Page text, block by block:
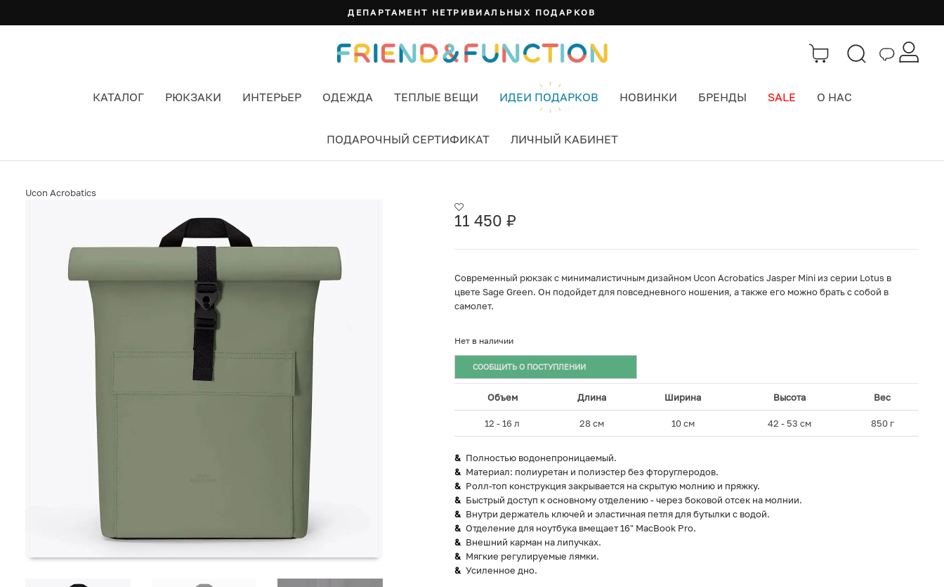
ДЕПАРТАМЕНТ НЕТРИВИАЛЬНЫХ ПОДАРКОВ
КАТАЛОГ РЮКЗАКИ ИНТЕРЬЕР ОДЕЖДА ТЕПЛЫЕ ВЕЩИ ИДЕИ ПОДАРКОВ НОВИНКИ БРЕНДЫ SALE О НАС
ПОДАРОЧНЫЙ СЕРТИФИКАТ ЛИЧНЫЙ КАБИНЕТ
Ucon Acrobatics
11 450 ₽
Cовременный рюкзак с минималистичным дизайном Ucon Acrobatics Jasper Mini из серии Lotus в
цвете Sage Green. Он подойдет для повседневного ношения, а также его можно брать с собой в
самолет.
Нет в наличии
СООБЩИТЬ О ПОСТУПЛЕНИИ
Объем Длина Ширина Высота Вес
12 - 16 л 28 см 10 см 42 - 53 см 850 г
Полностью водонепроницаемый.
Материал: полиуретан и полиэстер без фторуглеродов.
Ролл-топ конструкция закрывается на скрытую молнию и пряжку.
Быстрый доступ к основному отделению - через боковой отсек на молнии.
Внутри держатель ключей и эластичная петля для бутылки с водой.
Отделение для ноутбука вмещает 16" MacBook Pro.
Внешний карман на липучках.
Мягкие регулируемые лямки.
Усиленное дно.